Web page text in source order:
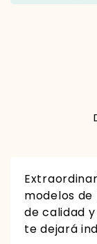
modelos de
de calidad
te dejará